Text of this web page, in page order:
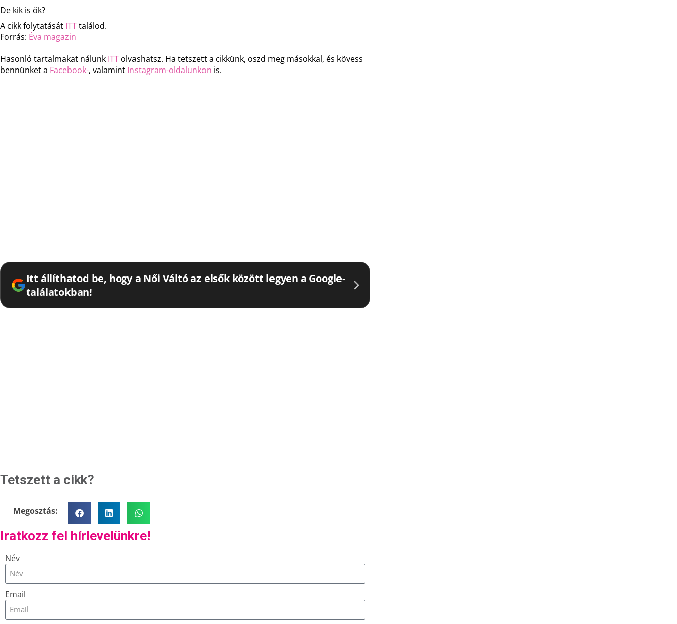
De kik is ők?
A cikk folytatását ITTtalálod.
Forrás: Éva magazin
Hasonló tartalmakat nálunk ITT olvashatsz. Ha tetszett a cikkünk, oszd meg másokkal, és kövess
bennünket a Facebook-, valamint Instagram-oldalunkon is.
Itt állíthatod be, hogy a Női Váltó az elsők között legyen a Google-
találatokban!
Tetszett a cikk?
Megosztás:
Iratkozz fel hírlevelünkre!
Név
Email